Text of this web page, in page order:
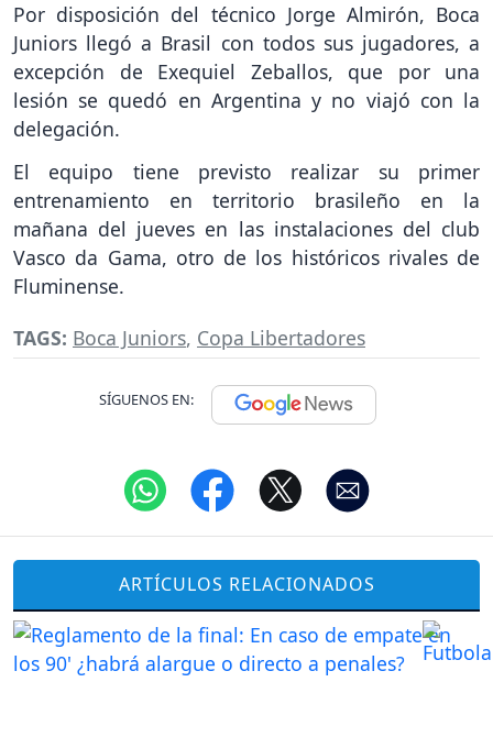
Por disposición del técnico Jorge Almirón, Boca
Juniors llegó a Brasil con todos sus jugadores, a
excepción de Exequiel Zeballos, que por una
lesión se quedó en Argentina y no viajó con la
delegación.
El equipo tiene previsto realizar su primer
entrenamiento en territorio brasileño en la
mañana del jueves en las instalaciones del club
Vasco da Gama, otro de los históricos rivales de
Fluminense.
TAGS: Boca Juniors, Copa Libertadores
SÍGUENOS EN:
ARTÍCULOS RELACIONADOS